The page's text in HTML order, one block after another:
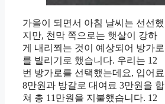
가을이 되면서 아침 날씨는 선선했
지만, 천막 쪽으로는 햇살이 강하
게 내리쬐는 것이 예상되어 방가로
를 빌리기로 했습니다. 우리는 12
번 방가로를 선택했는데요, 입어료
8만원과 방갈로 대여료 3만원을 합
쳐 총 11만원을 지불했습니다. 12